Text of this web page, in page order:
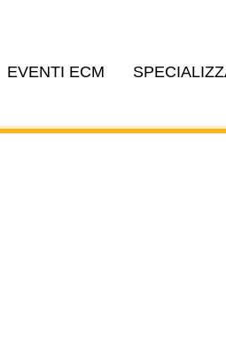
EVENTI ECM